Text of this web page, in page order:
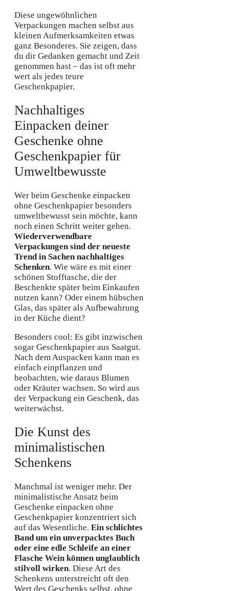
Diese ungewöhnlichen
Verpackungen machen selbst aus
kleinen Aufmerksamkeiten etwas
ganz Besonderes. Sie zeigen, dass
du dir Gedanken gemacht und Zeit
genommen hast – das ist oft mehr
wert als jedes teure
Geschenkpapier.
Nachhaltiges
Einpacken deiner
Geschenke ohne
Geschenkpapier für
Umweltbewusste
Wer beim Geschenke einpacken
ohne Geschenkpapier besonders
umweltbewusst sein möchte, kann
noch einen Schritt weiter gehen.
Wiederverwendbare
Verpackungen sind der neueste
Trend in Sachen nachhaltiges
Schenken. Wie wäre es mit einer
schönen Stofftasche, die der
Beschenkte später beim Einkaufen
nutzen kann? Oder einem hübschen
Glas, das später als Aufbewahrung
in der Küche dient?
Besonders cool: Es gibt inzwischen
sogar Geschenkpapier aus Saatgut.
Nach dem Auspacken kann man es
einfach einpflanzen und
beobachten, wie daraus Blumen
oder Kräuter wachsen. So wird aus
der Verpackung ein Geschenk, das
weiterwächst.
Die Kunst des
minimalistischen
Schenkens
Manchmal ist weniger mehr. Der
minimalistische Ansatz beim
Geschenke einpacken ohne
Geschenkpapier konzentriert sich
auf das Wesentliche. Ein schlichtes
Band um ein unverpacktes Buch
oder eine edle Schleife an einer
Flasche Wein können unglaublich
stilvoll wirken. Diese Art des
Schenkens unterstreicht oft den
Wert des Geschenks selbst, ohne